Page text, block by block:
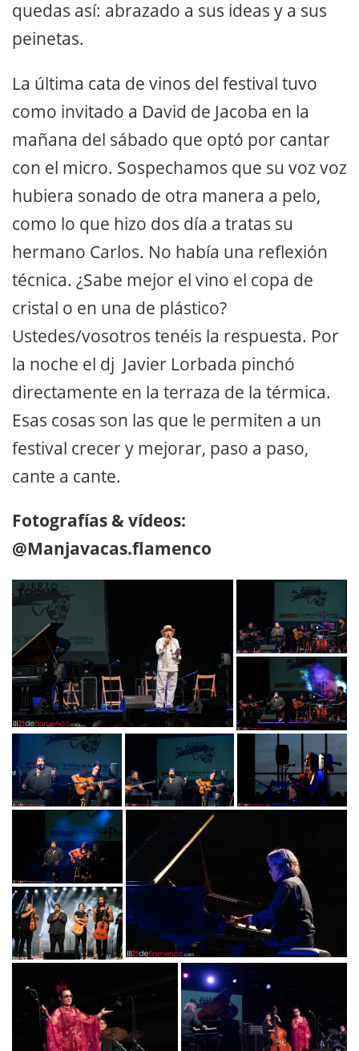
quedas así: abrazado a sus ideas y a sus
peinetas.
La última cata de vinos del festival tuvo
como invitado a David de Jacoba en la
mañana del sábado que optó por cantar
con el micro. Sospechamos que su voz voz
hubiera sonado de otra manera a pelo,
como lo que hizo dos día a tratas su
hermano Carlos. No había una reflexión
técnica. ¿Sabe mejor el vino el copa de
cristal o en una de plástico?
Ustedes/vosotros tenéis la respuesta. Por
la noche el dj Javier Lorbada pinchó
directamente en la terraza de la térmica.
Esas cosas son las que le permiten a un
festival crecer y mejorar, paso a paso,
cante a cante.
Fotografías & vídeos:
@Manjavacas.flamenco